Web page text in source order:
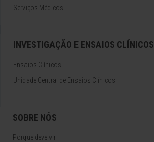
Serviços Médicos
INVESTIGAÇÃO E ENSAIOS CLÍNICOS
Ensaios Clínicos
Unidade Central de Ensaios Clínicos
SOBRE NÓS
Porque deve vir